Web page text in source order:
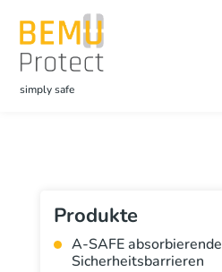
simply safe
Produkte
A-SAFE absorbierende
Sicherheitsbarrieren